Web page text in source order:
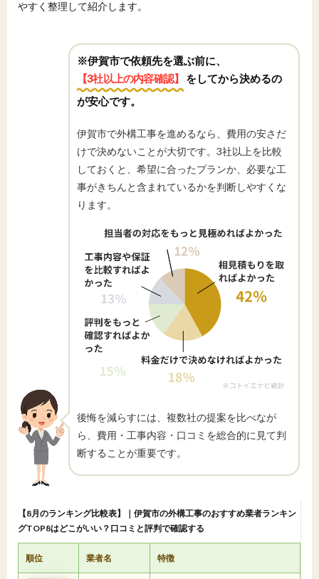
やすく整理して紹介します。
※伊賀市で依頼先を選ぶ前に、
【3社以上の内容確認】
をしてから決めるの
が安心です。
伊賀市で外構工事を進めるなら、費用の安さだ
けで決めないことが大切です。3社以上を比較
しておくと、希望に合ったプランか、必要な工
事がきちんと含まれているかを判断しやすくな
ります。
後悔を減らすには、複数社の提案を比べなが
ら、費用・工事内容・口コミを総合的に見て判
断することが重要です。
【8月のランキング比較表】｜伊賀市の外構工事のおすすめ業者ランキン
グTOP8はどこがいい？口コミと評判で確認する
順位 業者名 特徴